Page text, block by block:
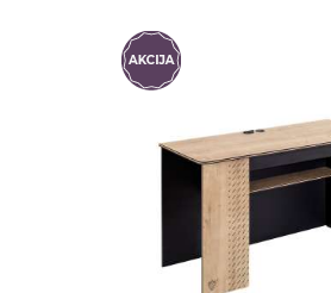
Anti-spam